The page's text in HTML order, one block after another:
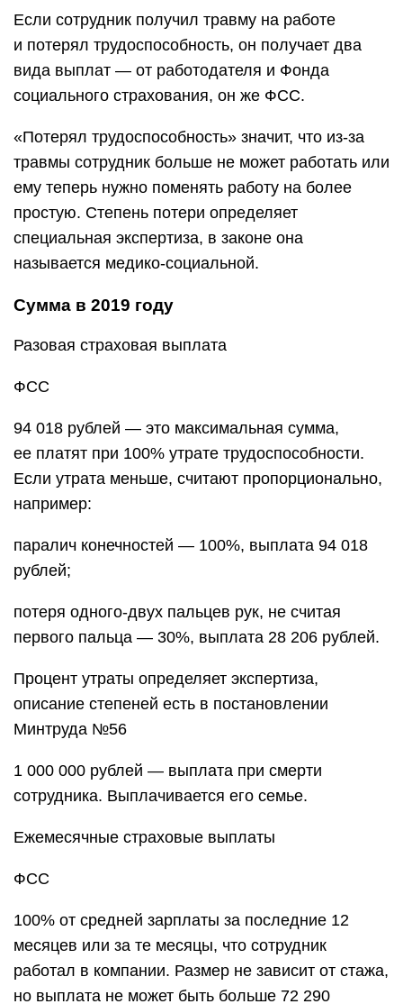
Если сотрудник получил травму на работе
и потерял трудоспособность, он получает два
вида выплат — от работодателя и Фонда
социального страхования, он же ФСС.
«Потерял трудоспособность» значит, что из-за
травмы сотрудник больше не может работать или
ему теперь нужно поменять работу на более
простую. Степень потери определяет
специальная экспертиза, в законе она
называется медико-социальной.
Сумма в 2019 году
Разовая страховая выплата
ФСС
94 018 рублей — это максимальная сумма,
ее платят при 100% утрате трудоспособности.
Если утрата меньше, считают пропорционально,
например:
паралич конечностей — 100%, выплата 94 018
рублей;
потеря одного-двух пальцев рук, не считая
первого пальца — 30%, выплата 28 206 рублей.
Процент утраты определяет экспертиза,
описание степеней есть в постановлении
Минтруда №56
1 000 000 рублей — выплата при смерти
сотрудника. Выплачивается его семье.
Ежемесячные страховые выплаты
ФСС
100% от средней зарплаты за последние 12
месяцев или за те месяцы, что сотрудник
работал в компании. Размер не зависит от стажа,
но выплата не может быть больше 72 290